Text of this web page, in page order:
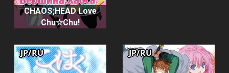
CHAOS;HEAD Love
Chu☆Chu!
JP/RU JP/RU